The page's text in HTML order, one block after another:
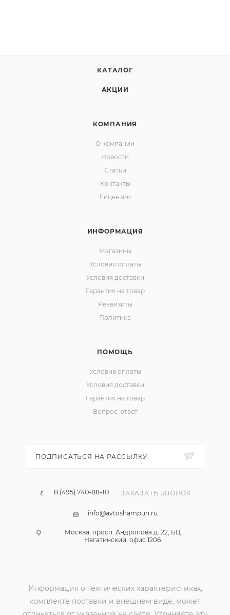
КАТАЛОГ
АКЦИИ
КОМПАНИЯ
О компании
Новости
Статьи
Контакты
Лицензии
ИНФОРМАЦИЯ
Магазины
Условия оплаты
Условия доставки
Гарантия на товар
Реквизиты
Политика
ПОМОЩЬ
Условия оплаты
Условия доставки
Гарантия на товар
Вопрос-ответ
ПОДПИСАТЬСЯ НА РАССЫЛКУ
8 (495) 740-88-10 ЗАКАЗАТЬ ЗВОНОК
info@avtoshampun.ru
Москва, просп. Андропова д. 22, БЦ
Нагатинский, офис 1206
Информация о технических характеристиках,
комплекте поставки и внешнем виде, может